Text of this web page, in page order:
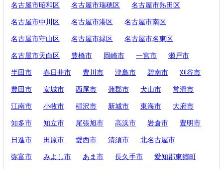
名古屋市昭和区 名古屋市瑞穂区 名古屋市熱田区
名古屋市中川区 名古屋市港区 名古屋市南区
名古屋市守山区 名古屋市緑区 名古屋市名東区
名古屋市天白区 豊橋市 岡崎市 一宮市 瀬戸市
半田市 春日井市 豊川市 津島市 碧南市 刈谷市
豊田市 安城市 西尾市 蒲郡市 犬山市 常滑市
江南市 小牧市 稲沢市 新城市 東海市 大府市
知多市 知立市 尾張旭市 高浜市 岩倉市 豊明市
日進市 田原市 愛西市 清須市 北名古屋市
弥富市 みよし市 あま市 長久手市 愛知郡東郷町